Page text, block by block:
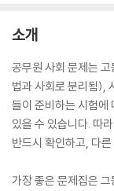
소개
공무원 사회 문제는
법과 사회로 분리됨),
들이 준비하는 시험에
있을 수 있습니다. 따
반드시 확인하고, 다
가장 좋은 문제집은